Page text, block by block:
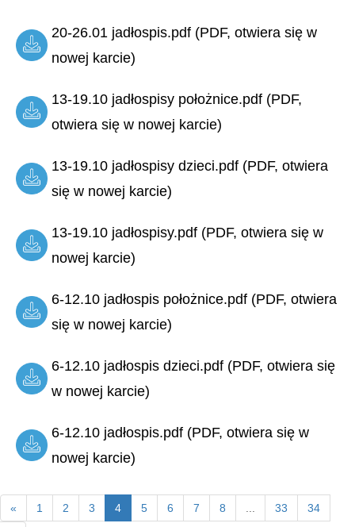
20-26.01 jadłospis.pdf (PDF, otwiera się w
nowej karcie)
13-19.10 jadłospisy położnice.pdf (PDF,
otwiera się w nowej karcie)
13-19.10 jadłospisy dzieci.pdf (PDF, otwiera
się w nowej karcie)
13-19.10 jadłospisy.pdf (PDF, otwiera się w
nowej karcie)
6-12.10 jadłospis położnice.pdf (PDF, otwiera
się w nowej karcie)
6-12.10 jadłospis dzieci.pdf (PDF, otwiera się
w nowej karcie)
6-12.10 jadłospis.pdf (PDF, otwiera się w
nowej karcie)
« 1 2 3 4 5 6 7 8 33 34